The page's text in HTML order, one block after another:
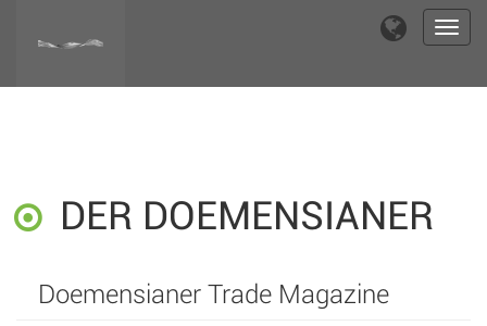
DER DOEMENSIANER
Doemensianer Trade Magazine